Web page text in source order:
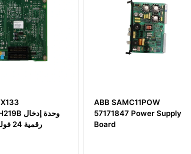
ABB SAMC11POW
57171847 Power Supply
Board
ABB PM866K02
3BSE081637R1 وحدة معالجة